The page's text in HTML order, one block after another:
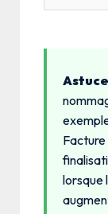
lorsque